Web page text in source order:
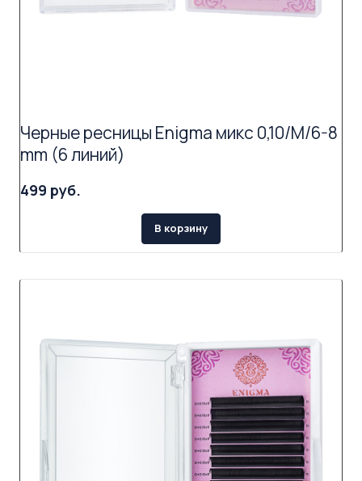
Черные ресницы Enigma микс 0,10/M/6-8
mm (6 линий)
499 руб.
В корзину